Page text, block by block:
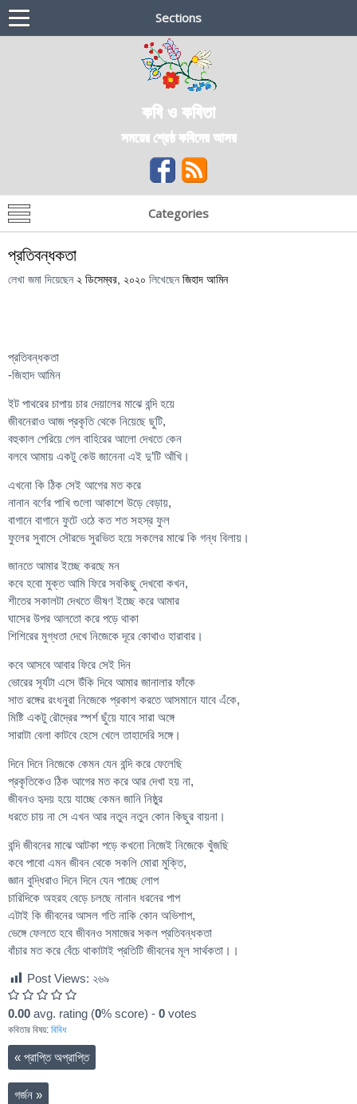
Sections
কবি ও কবিতা
সময়ের শ্রেষ্ঠ কবিদের আসর
Categories
প্রতিবন্ধকতা
লেখা জমা দিয়েছেন ২ ডিসেম্বর, ২০২০ লিখেছেন জিহাদ আমিন
প্রতিবন্ধকতা
-জিহাদ আমিন
ইট পাথরের চাপায় চার দেয়ালের মাঝে বন্দি হয়ে
জীবনেরাও আজ প্রকৃতি থেকে নিয়েছে ছুটি,
বহুকাল পেরিয়ে গেল বাহিরের আলো দেখতে কেন
বলবে আমায় একটু কেউ জানেনা এই দু’টি আঁখি।
এখনো কি ঠিক সেই আগের মত করে
নানান বর্ণের পাখি গুলো আকাশে উড়ে বেড়ায়,
বাগানে বাগানে ফুটে ওঠে কত শত সহস্র ফুল
ফুলের সুবাসে সৌরভে সুরভিত হয়ে সকলের মাঝে কি গন্ধ বিলায়।
জানতে আমার ইচ্ছে করছে মন
কবে হবো মুক্ত আমি ফিরে সবকিছু দেখবো কখন,
শীতের সকালটা দেখতে ভীষণ ইচ্ছে করে আমার
ঘাসের উপর আলতো করে পড়ে থাকা
শিশিরের মুগ্ধতা দেখে নিজেকে দূরে কোথাও হারাবার।
কবে আসবে আবার ফিরে সেই দিন
ভোরের সূর্যটা এসে উঁকি দিবে আমার জানালার ফাঁকে
সাত রঙ্গের রংধনুরা নিজেকে প্রকাশ করতে আসমানে যাবে এঁকে,
মিষ্টি একটু রৌদ্রের স্পর্শ ছুঁয়ে যাবে সারা অঙ্গে
সারাটা বেলা কাটবে হেসে খেলে তাহাদেরি সঙ্গে।
দিনে দিনে নিজেকে কেমন যেন বন্দি করে ফেলেছি
প্রকৃতিকেও ঠিক আগের মত করে আর দেখা হয় না,
জীবনও হৃদয় হয়ে যাচ্ছে কেমন জানি নিষ্ঠুর
ধরতে চায় না সে এখন আর নতুন নতুন কোন কিছুর বায়না।
বন্দি জীবনের মাঝে আটকা পড়ে কখনো নিজেই নিজেকে খুঁজছি
কবে পাবো এমন জীবন থেকে সকলি মোরা মুক্তি,
জ্ঞান বুদ্ধিরাও দিনে দিনে যেন পাচ্ছে লোপ
চারিদিকে অহরহ বেড়ে চলছে নানান ধরনের পাপ
এটাই কি জীবনের আসল গতি নাকি কোন অভিশাপ,
ভেঙ্গে ফেলতে হবে জীবনও সমাজের সকল প্রতিবন্ধকতা
বাঁচার মত করে বেঁচে থাকাটাই প্রতিটি জীবনের মূল সার্থকতা।।
Post Views: ২৬৯
0.00 avg. rating (0% score) - 0 votes
কবিতার বিষয়: বিবিধ
« প্রাপ্তি অপ্রাপ্তি
গর্জন »